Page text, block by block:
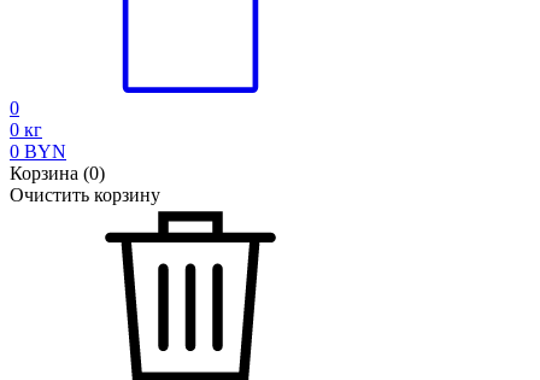
0
0 кг
0 BYN
Корзина (0)
Очистить корзину